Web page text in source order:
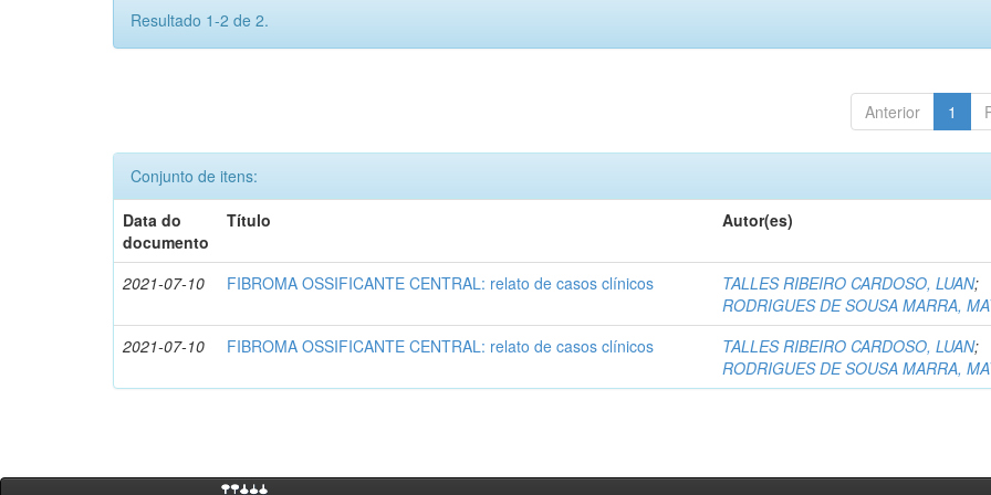
Resultado 1-2 de 2.
Anterior 1
Conjunto de itens:
Data do
documento
Título Autor(es)
2021-07-10 FIBROMA OSSIFICANTE CENTRAL: relato de casos clínicos TALLES RIBEIRO CARDOSO, LUAN;
RODRIGUES DE SOUSA MARRA,
2021-07-10
FIBROMA OSSIFICANTE CENTRAL: relato de casos clínicos TALLES RIBEIRO CARDOSO, LUAN;
RODRIGUES DE SOUSA MARRA,